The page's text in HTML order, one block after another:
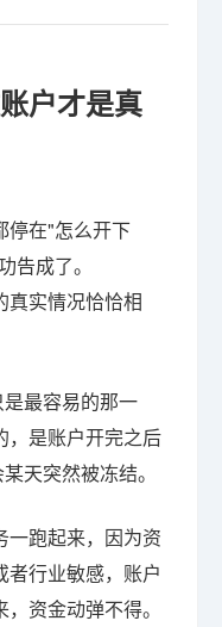
户才是真
停在"怎么开下
告成了。
真实情况恰恰相
最容易的那一
，是账户开完之后
天突然被冻结。
一跑起来，因为资
行业敏感，账户
资金动弹不得。